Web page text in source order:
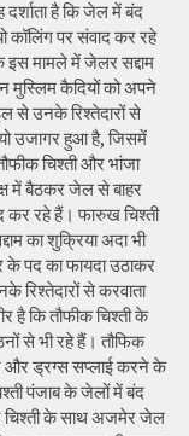
दर्शाता है कि जेल में बंद
कॉलिंग पर संवाद कर रहे
इस मामले में जेलर सद्दाम
मुस्लिम कैदियों को अपने
से उनके रिश्तेदारों से
उजागर हुआ है, जिसमें
चिश्ती और भांजा
में बैठकर जेल से बाहर
कर रहे हैं। फारुख चिश्ती
का शुक्रिया अदा भी
के पद का फायदा उठाकर
रिश्तेदारों से करवाता
है कि तौफीक चिश्ती के
से भी रहे हैं। तौफिक
और ड्रग्स सप्लाई करने के
पंजाब के जेलों में बंद
चिश्ती के साथ अजमेर जेल